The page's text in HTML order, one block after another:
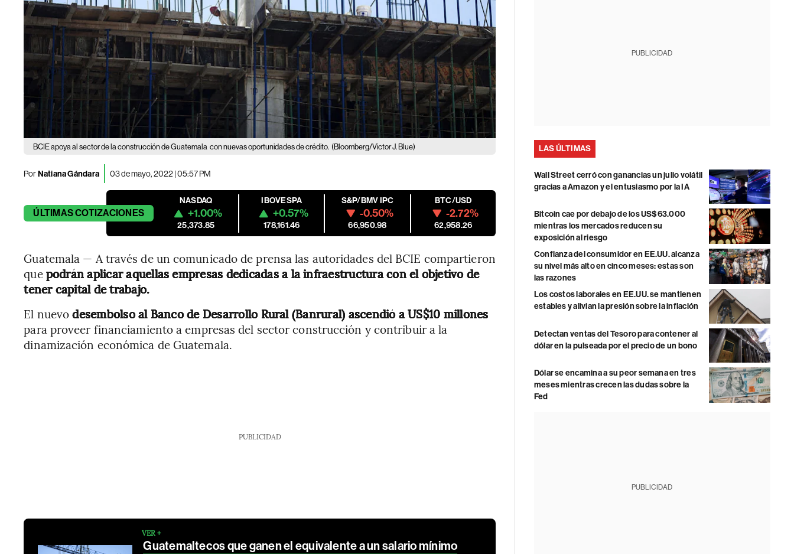
BCIE apoya al sector de la construcción de Guatemala con nuevas oportunidades de crédito. (Bloomberg/Victor J. Blue)
PorNatiana Gándara 03 de mayo, 2022 | 05:57 PM
ÚLTIMASCOTIZACIONES
NASDAQ
+1.00%
25,373.85
IBOVESPA
+0.57%
178,161.46
S&P/BMV IPC
-0.50%
66,950.98
BTC/USD
-2.72%
62,958.26
Guatemala — A través de un comunicado de prensa las autoridades del BCIE compartieron
quepodrán aplicar aquellas empresas dedicadas a la infraestructura con el objetivo de
tener capital de trabajo.
El nuevodesembolso al Banco de Desarrollo Rural (Banrural) ascendió a US$10 millones
para proveer financiamiento a empresas del sector construcción y contribuir a la
dinamización económica de Guatemala.
PUBLICIDAD
VER +
Guatemaltecos que ganen el equivalente a un salario mínimo
PUBLICIDAD
LAS ÚLTIMAS
Wall Street cerró con ganancias un julio volátil
gracias a Amazon y el entusiasmo por la IA
Bitcoin cae por debajo de los US$63.000
mientras los mercados reducen su
exposición al riesgo
Confianza del consumidor en EE.UU. alcanza
su nivel más alto en cinco meses: estas son
las razones
Los costos laborales en EE.UU. se mantienen
estables y alivian la presión sobre la inflación
Detectan ventas del Tesoro para contener al
dólar en la pulseada por el precio de un bono
Dólar se encamina a su peor semana en tres
meses mientras crecen las dudas sobre la
Fed
PUBLICIDAD